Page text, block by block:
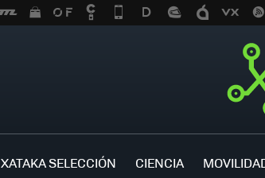
XATAKA SELECCIÓN CIENCIA